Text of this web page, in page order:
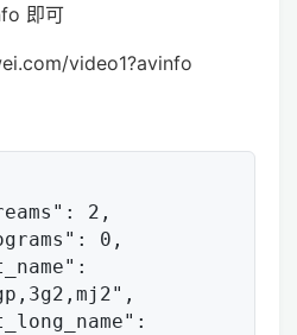
即可
video1?avinfo